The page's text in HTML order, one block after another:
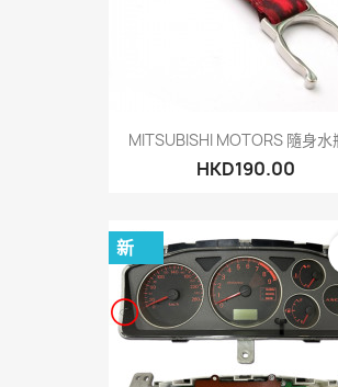
MITSUBISHI MOTORS 隨身水
HKD190.00
新